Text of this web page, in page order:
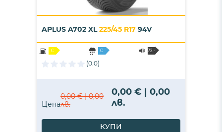
APLUS A702 XL225/45 R17 94V
C C
72 -
(0.0)
Цена
0,00 € | 0,00
лв.
0,00 € | 0,00
лв.
КУПИ